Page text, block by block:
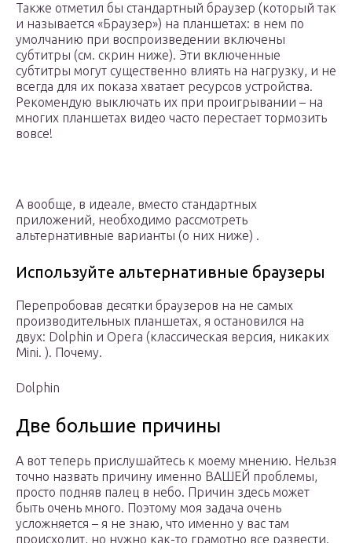
Также отметил бы стандартный браузер (который так
и называется «Браузер») на планшетах: в нем по
умолчанию при воспроизведении включены
субтитры (см. скрин ниже). Эти включенные
субтитры могут существенно влиять на нагрузку, и не
всегда для их показа хватает ресурсов устройства.
Рекомендую выключать их при проигрывании – на
многих планшетах видео часто перестает тормозить
вовсе!
А вообще, в идеале, вместо стандартных
приложений, необходимо рассмотреть
альтернативные варианты (о них ниже) .
Используйте альтернативные браузеры
Перепробовав десятки браузеров на не самых
производительных планшетах, я остановился на
двух: Dolphin и Opera (классическая версия, никаких
Mini. ). Почему.
Dolphin
Две большие причины
А вот теперь прислушайтесь к моему мнению. Нельзя
точно назвать причину именно ВАШЕЙ проблемы,
просто подняв палец в небо. Причин здесь может
быть очень много. Поэтому моя задача очень
усложняется – я не знаю, что именно у вас там
происходит, но нужно как-то грамотно все развести.